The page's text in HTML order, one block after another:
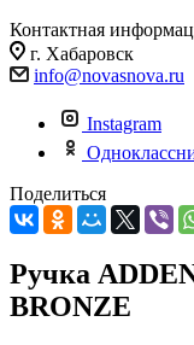
Контактная
г. Хабаровск
info@novasnova.ru
Instagram
Поделиться
Ручка
BRONZE